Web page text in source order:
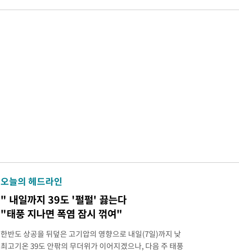
오늘의 헤드라인
" 내일까지 39도 '펄펄' 끓는다
"태풍 지나면 폭염 잠시 꺾여"
한반도 상공을 뒤덮은 고기압의 영향으로 내일(7일)까지 낮
최고기온 39도 안팎의 무더위가 이어지겠으나, 다음 주 태풍